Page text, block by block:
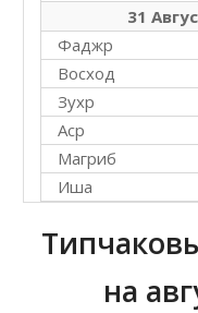
31
Фаджр
Восход
Зухр
Аср
Магриб
Иша
на